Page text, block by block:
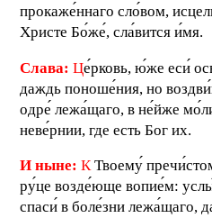
прокаже́ннаго сло́вом,
Христе Бо́же́, сла́вится и́мя.
Слава: Це́рковь, ю́же еси́
даждь поноше́ния, но
одре́ лежа́щаго, в не́йже
неве́рнии, где есть Бог их.
И ныне: КТвоему́
ру́це возде́юще вопие́м:
спаси́ в боле́зни лежа́щаго,